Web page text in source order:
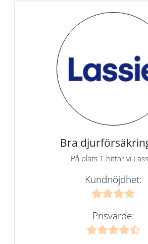
Bra
På plats 1 hittar vi
Kundnöjdhet:
Prisvärde: